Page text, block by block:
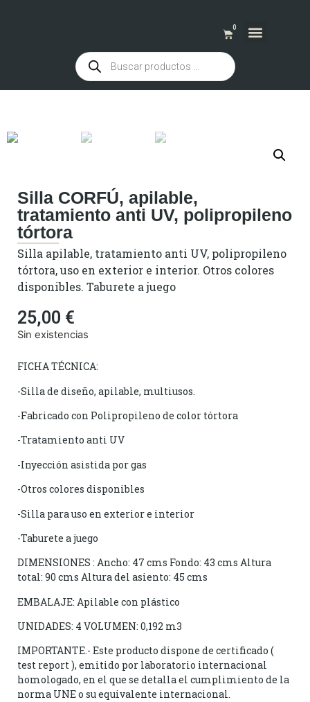
0
Silla CORFÚ, apilable,
tratamiento anti UV, polipropileno
tórtora
Silla apilable, tratamiento anti UV, polipropileno
tórtora, uso en exterior e interior. Otros colores
disponibles. Taburete a juego
25,00 €
Sin existencias
FICHA TÉCNICA:
-Silla de diseño, apilable, multiusos.
-Fabricado con Polipropileno de color tórtora
-Tratamiento anti UV
-Inyección asistida por gas
-Otros colores disponibles
-Silla para uso en exterior e interior
-Taburete a juego
DIMENSIONES : Ancho: 47 cms Fondo: 43 cms Altura
total: 90 cms Altura del asiento: 45 cms
EMBALAJE: Apilable con plástico
UNIDADES: 4 VOLUMEN: 0,192 m3
IMPORTANTE.- Este producto dispone de certificado (
test report ), emitido por laboratorio internacional
homologado, en el que se detalla el cumplimiento de la
norma UNE o su equivalente internacional.